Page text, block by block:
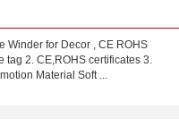
Winder for Decor , CE ROHS
2. CE,ROHS certificates 3.
Material Soft ...